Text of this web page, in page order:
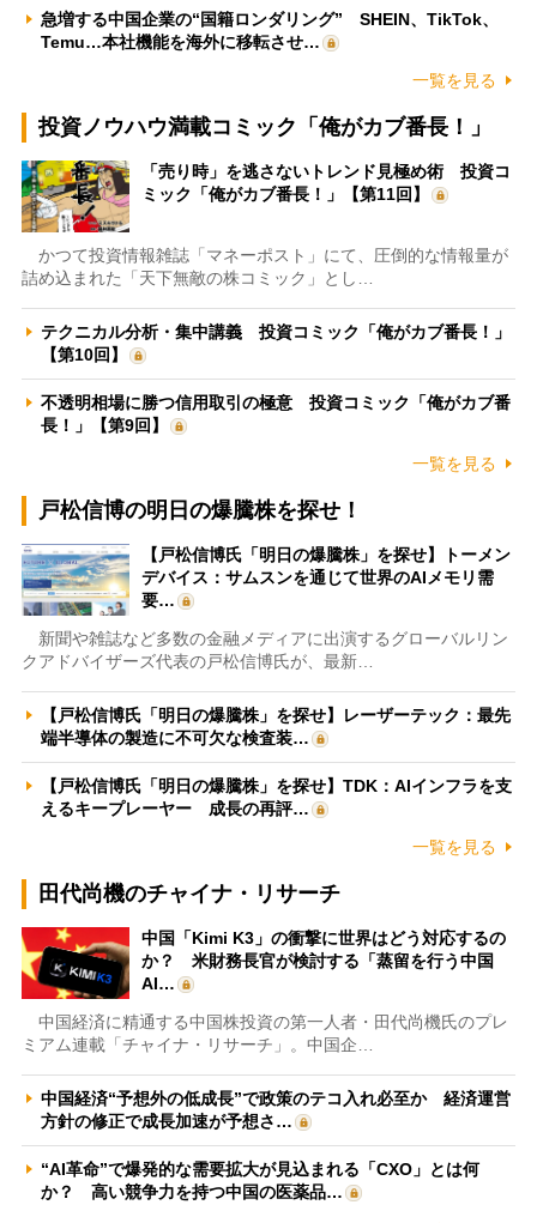
急増する中国企業の“国籍ロンダリング” SHEIN、TikTok、
Temu…本社機能を海外に移転させ…
一覧を見る
投資ノウハウ満載コミック「俺がカブ番長！」
「売り時」を逃さないトレンド見極め術 投資コ
ミック「俺がカブ番長！」【第11回】
かつて投資情報雑誌「マネーポスト」にて、圧倒的な情報量が
詰め込まれた「天下無敵の株コミック」とし…
テクニカル分析・集中講義 投資コミック「俺がカブ番長！」
【第10回】
不透明相場に勝つ信用取引の極意 投資コミック「俺がカブ番
長！」【第9回】
一覧を見る
戸松信博の明日の爆騰株を探せ！
【戸松信博氏「明日の爆騰株」を探せ】トーメン
デバイス：サムスンを通じて世界のAIメモリ需
要…
新聞や雑誌など多数の金融メディアに出演するグローバルリン
クアドバイザーズ代表の戸松信博氏が、最新…
【戸松信博氏「明日の爆騰株」を探せ】レーザーテック：最先
端半導体の製造に不可欠な検査装…
【戸松信博氏「明日の爆騰株」を探せ】TDK：AIインフラを支
えるキープレーヤー 成長の再評…
一覧を見る
田代尚機のチャイナ・リサーチ
中国「Kimi K3」の衝撃に世界はどう対応するの
か？ 米財務長官が検討する「蒸留を行う中国
AI…
中国経済に精通する中国株投資の第一人者・田代尚機氏のプレ
ミアム連載「チャイナ・リサーチ」。中国企…
中国経済“予想外の低成長”で政策のテコ入れ必至か 経済運営
方針の修正で成長加速が予想さ…
“AI革命”で爆発的な需要拡大が見込まれる「CXO」とは何
か？ 高い競争力を持つ中国の医薬品…